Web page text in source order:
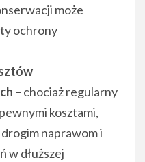
może
ochrony
– chociaż regularny
kosztami,
naprawom i
w dłuższej